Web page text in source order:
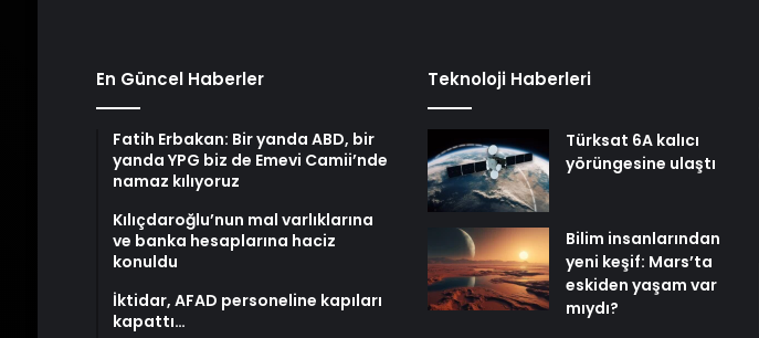
En Güncel Haberler
Fatih Erbakan: Bir yanda ABD, bir
yanda YPG biz de Emevi Camii’nde
namaz kılıyoruz
Kılıçdaroğlu’nun mal varlıklarına
ve banka hesaplarına haciz
konuldu
İktidar, AFAD personeline kapıları
kapattı…
Teknoloji Haberleri
Türksat 6A kalıcı
yörüngesine ulaştı
Bilim insanlarından
yeni keşif: Mars’ta
eskiden yaşam var
mıydı?